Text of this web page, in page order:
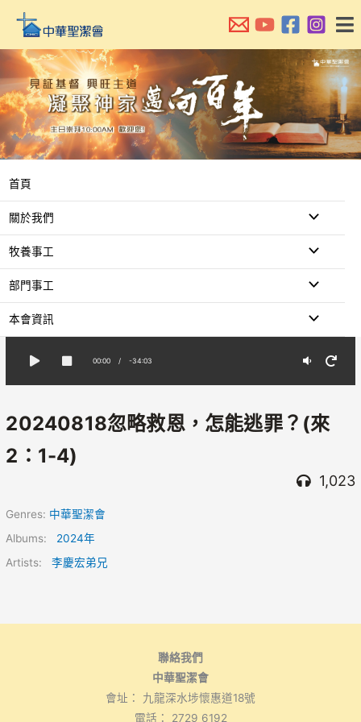
主
內
容
首頁
關於我們
牧養事工
部門事工
本會資訊
00:00 / -34:03
20240818忽略救恩，怎能逃罪？(來
2：1-4)
1,023
Genres: 中華聖潔會
Albums: 2024年
Artists:李慶宏弟兄
聯絡我們
中華聖潔會
會址： 九龍深水埗懷惠道18號
電話： 2729 6192